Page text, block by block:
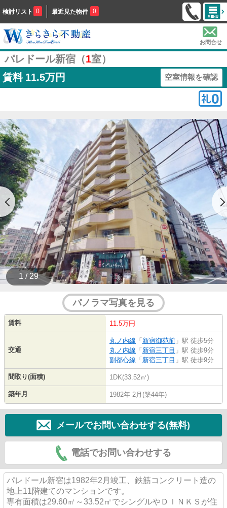
検討リスト 0 最近見た物件 0
お問合せ
パレドール新宿（1室）
賃料 11.5万円 空室情報を確認
1 / 29
パノラマ写真を見る
賃料 11.5万円
交通
丸ノ内線 「 新宿御苑前 」駅 徒歩5分
丸ノ内線 「 新宿三丁目 」駅 徒歩9分
副都心線 「 新宿三丁目 」駅 徒歩9分
間取り(面積) 1DK(33.52㎡)
築年月 1982年 2月(築44年)
メールでお問い合わせする(無料)
電話でお問い合わせする
パレドール新宿は1982年2月竣工、鉄筋コンクリート造の
地上11階建てのマンションです。
専有面積は29.60㎡～33.52㎡でシングルやＤＩＮＫＳが住